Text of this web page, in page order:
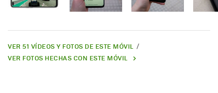
VER 51 VÍDEOS Y FOTOS DE ESTE MÓVIL
VER FOTOS HECHAS CON ESTE MÓVIL